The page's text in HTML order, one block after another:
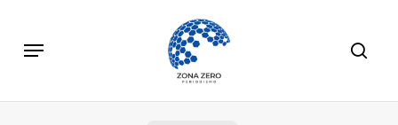
main
Menu